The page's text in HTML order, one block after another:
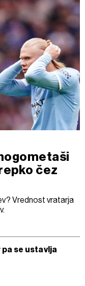
čez
Vrednost vratarja
se ustavlja